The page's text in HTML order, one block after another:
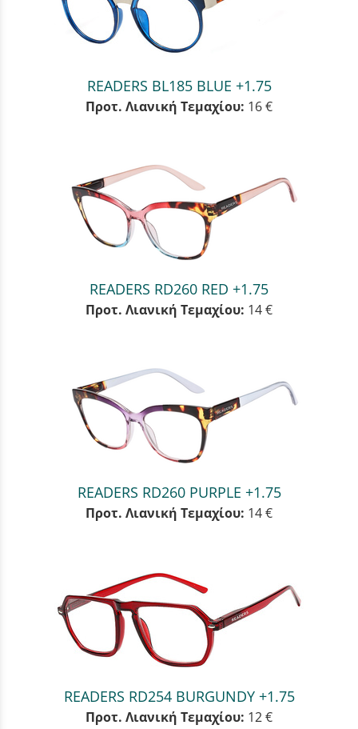
READERS BL185 BLUE +1.75
Προτ. Λιανική Τεμαχίου: 16 €
READERS RD260 RED +1.75
Προτ. Λιανική Τεμαχίου: 14 €
READERS RD260 PURPLE +1.75
Προτ. Λιανική Τεμαχίου: 14 €
READERS RD254 BURGUNDY +1.75
Προτ. Λιανική Τεμαχίου: 12 €